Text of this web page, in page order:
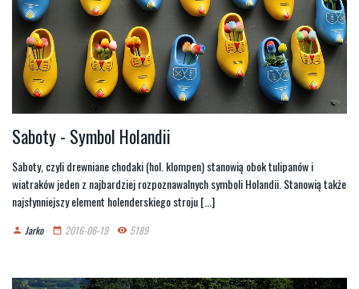
Saboty - Symbol Holandii
Saboty, czyli drewniane chodaki (hol. klompen) stanowią obok tulipanów i
wiatraków jeden z najbardziej rozpoznawalnych symboli Holandii. Stanowią także
najsłynniejszy element holenderskiego stroju [...]
person Jarko date_range 2016-06-19 remove_red_eye 5189